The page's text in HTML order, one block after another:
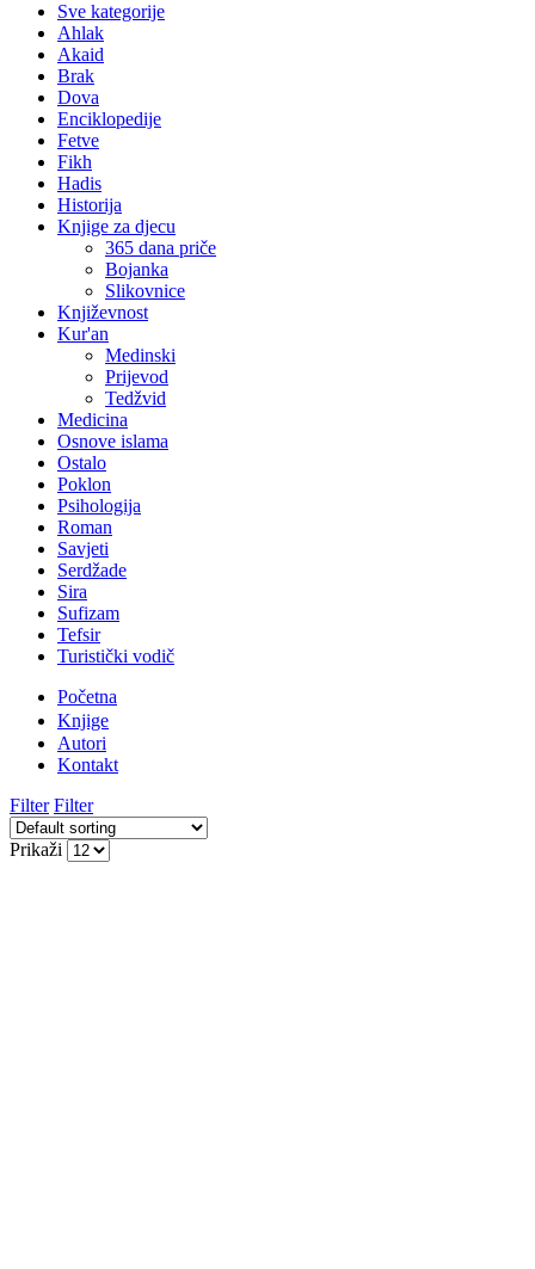
Sve kategorije
Ahlak
Akaid
Brak
Dova
Enciklopedije
Fetve
Fikh
Hadis
Historija
Knjige za djecu
365 dana priče
Bojanka
Slikovnice
Književnost
Kur'an
Medinski
Prijevod
Tedžvid
Medicina
Osnove islama
Ostalo
Poklon
Psihologija
Roman
Savjeti
Serdžade
Sira
Sufizam
Tefsir
Turistički vodič
Početna
Knjige
Autori
Kontakt
Filter Filter
Prikaži